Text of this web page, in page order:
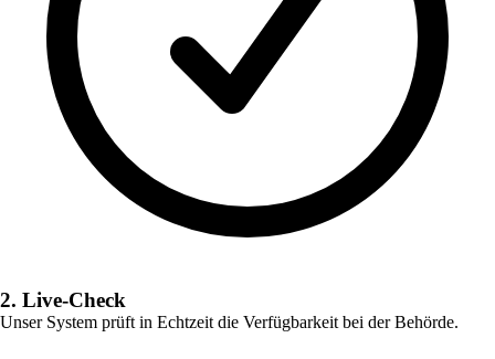
2. Live-Check
Unser System prüft in Echtzeit die Verfügbarkeit bei der Behörde.